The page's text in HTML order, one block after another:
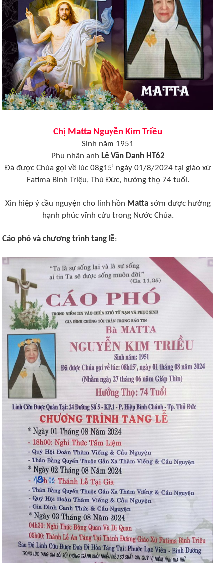
Chị Matta Nguyễn Kim Triều
Sinh năm 1951
Phu nhân anh Lê Văn Danh HT62
Đã được Chúa gọi về lúc 08g15’ ngày 01/8/2024 tại giáo xứ
Fatima Bình Triệu, Thủ Đức, hưởng thọ 74 tuổi.
Xin hiệp ý cầu nguyện cho linh hồn Mattasớm được hưởng
hạnh phúc vĩnh cửu trong Nước Chúa.
Cáo phó và chương trình tang lễ: